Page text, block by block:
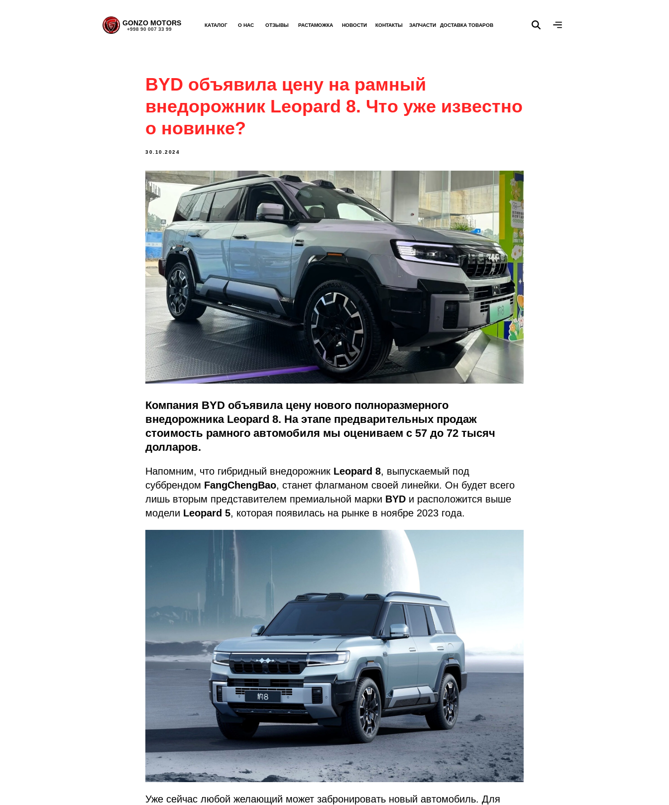
GONZO MOTORS КАТАЛОГ О НАС ОТЗЫВЫ РАСТАМОЖКА НОВОСТИ КОНТАКТЫ
+998 90 007 33 99
ЗАПЧАСТИ ДОСТАВКА ТОВАРОВ
BYD объявила цену на рамный
внедорожник Leopard 8. Что уже известно
о новинке?
30.10.2024
Компания BYD объявила цену нового полноразмерного
внедорожника Leopard 8. На этапе предварительных продаж
стоимость рамного автомобиля мы оцениваем с 57 до 72 тысяч
долларов.
Напомним, что гибридный внедорожник Leopard 8, выпускаемый под
суббрендом FangChengBao, станет флагманом своей линейки. Он будет всего
лишь вторым представителем премиальной марки BYD и расположится выше
модели Leopard 5, которая появилась на рынке в ноябре 2023 года.
Уже сейчас любой желающий может забронировать новый автомобиль. Для